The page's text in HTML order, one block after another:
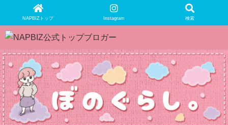
NAPBIZトップ Instagram 検索